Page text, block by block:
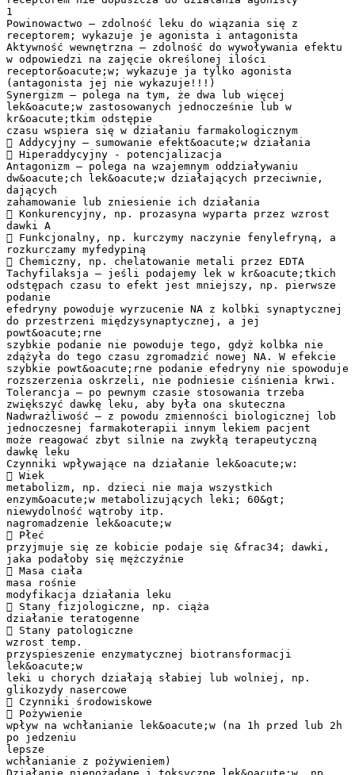
1
Powinowactwo – zdolność leku do wiązania się z
receptorem; wykazuje je agonista i antagonista
Aktywność wewnętrzna – zdolność do wywoływania efektu
w odpowiedzi na zajęcie określonej ilości
receptor&oacute;w; wykazuje ja tylko agonista
(antagonista jej nie wykazuje!!!)
Synergizm – polega na tym, że dwa lub więcej
lek&oacute;w zastosowanych jednocześnie lub w
kr&oacute;tkim odstępie
czasu wspiera się w działaniu farmakologicznym
 Addycyjny – sumowanie efekt&oacute;w działania
 Hiperaddycyjny - potencjalizacja
Antagonizm – polega na wzajemnym oddziaływaniu
dw&oacute;ch lek&oacute;w działających przeciwnie,
dających
zahamowanie lub zniesienie ich działania
 Konkurencyjny, np. prozasyna wyparta przez wzrost
dawki A
 Funkcjonalny, np. kurczymy naczynie fenylefryną, a
rozkurczamy myfedypiną
 Chemiczny, np. chelatowanie metali przez EDTA
Tachyfilaksja – jeśli podajemy lek w kr&oacute;tkich
odstępach czasu to efekt jest mniejszy, np. pierwsze
podanie
efedryny powoduje wyrzucenie NA z kolbki synaptycznej
do przestrzeni międzysynaptycznej, a jej
powt&oacute;rne
szybkie podanie nie powoduje tego, gdyż kolbka nie
zdążyła do tego czasu zgromadzić nowej NA. W efekcie
szybkie powt&oacute;rne podanie efedryny nie spowoduje
rozszerzenia oskrzeli, nie podniesie ciśnienia krwi.
Tolerancja – po pewnym czasie stosowania trzeba
zwiększyć dawkę leku, aby była ona skuteczna
Nadwrażliwość – z powodu zmienności biologicznej lob
jednoczesnej farmakoterapii innym lekiem pacjent
może reagować zbyt silnie na zwykłą terapeutyczną
dawkę leku
Czynniki wpływające na działanie lek&oacute;w:
 Wiek
metabolizm, np. dzieci nie maja wszystkich
enzym&oacute;w metabolizujących leki; 60&gt;
niewydolność wątroby itp.
nagromadzenie lek&oacute;w
 Płeć
przyjmuje się ze kobicie podaje się &frac34; dawki,
jaka podałoby się mężczyźnie
 Masa ciała
masa rośnie
modyfikacja działania leku
 Stany fizjologiczne, np. ciąża
działanie teratogenne
 Stany patologiczne
wzrost temp.
przyspieszenie enzymatycznej biotransformacji
lek&oacute;w
leki u chorych działają słabiej lub wolniej, np.
glikozydy nasercowe
 Czynniki środowiskowe
 Pożywienie
wpływ na wchłanianie lek&oacute;w (na 1h przed lub 2h
po jedzeniu
lepsze
wchłanianie z pożywieniem)